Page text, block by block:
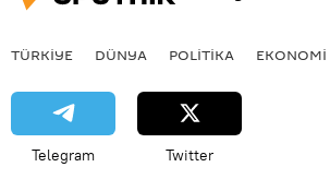
TÜRKIYE DÜNYA POLİTİKA EKONOMİ
Telegram Twitter